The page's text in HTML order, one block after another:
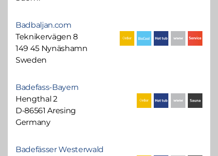
Badbaljan.com
Teknikervägen 8
149 45 Nynäshamn
Sweden
Badefass-Bayern
Hengthal 2
D-86561 Aresing
Germany
Badefässer Westerwald